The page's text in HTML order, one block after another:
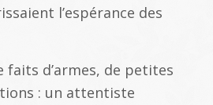
l’espérance des
faits d’armes, de petites
: un attentiste